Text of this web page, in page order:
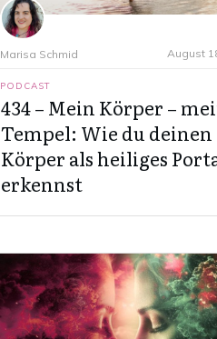
Marisa Schmid August
PODCAST
434 – Mein Körper –
Tempel: Wie du deinen
Körper als heiliges
erkennst